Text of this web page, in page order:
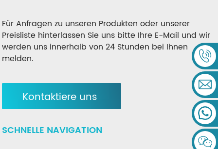
Für Anfragen zu unseren Produkten oder unserer
Preisliste hinterlassen Sie uns bitte Ihre E-Mail und wir
werden uns innerhalb von 24 Stunden bei Ihnen
melden.
Kontaktiere uns
SCHNELLE NAVIGATION